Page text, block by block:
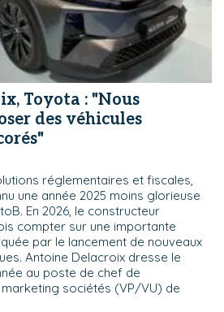
Toyota : "Nous
des véhicules
réglementaires et fiscales,
une année 2025 moins glorieuse
En 2026, le constructeur
compter sur une importante
par le lancement de nouveaux
Antoine Delacroix dresse le
au poste de chef de
sociétés (VP/VU) de